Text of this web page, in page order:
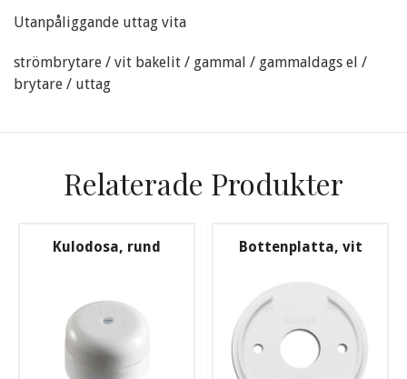
Utanpåliggande uttag vita
strömbrytare / vit bakelit / gammal / gammaldags el /
brytare / uttag
Relaterade Produkter
Kulodosa, rund Bottenplatta, vit